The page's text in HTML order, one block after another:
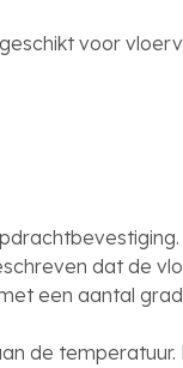
voor
dat de
een aantal
de